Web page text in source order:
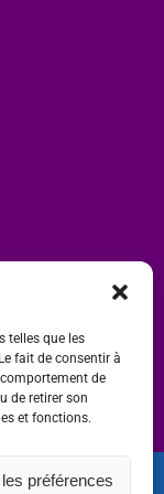
telles que les
fait de consentir à
de
de retirer son
et fonctions.
préférences